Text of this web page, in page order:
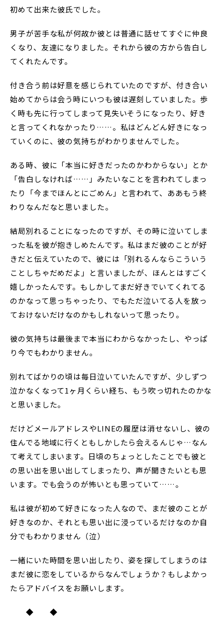
初めて出来た彼氏でした。
男子が苦手な私が何故か彼とは普通に話せてすぐに仲良
くなり、友達になりました。それから彼の方から告白し
てくれたんです。
付き合う前は好意を感じられていたのですが、付き合い
始めてからは会う時にいつも彼は遅刻していました。歩
く時も先に行ってしまって見失いそうになったり、好き
と言ってくれなかったり……。私はどんどん好きになっ
ていくのに、彼の気持ちがわかりませんでした。
ある時、彼に「本当に好きだったのかわからない」とか
「告白しなければ……」みたいなことを言われてしまっ
たり「今までほんとにごめん」と言われて、ああもう終
わりなんだなと思いました。
結局別れることになったのですが、その時に泣いてしま
った私を彼が抱きしめたんです。私はまだ彼のことが好
きだと伝えていたので、彼には「別れるんならこういう
ことしちゃだめだよ」と言いましたが、ほんとはすごく
嬉しかったんです。もしかしてまだ好きでいてくれてる
のかなって思っちゃったり、でもただ泣いてる人を放っ
ておけないだけなのかもしれないって思ったり。
彼の気持ちは最後まで本当にわからなかったし、やっぱ
り今でもわかりません。
別れてばかりの頃は毎日泣いていたんですが、少しずつ
泣かなくなって1ヶ月くらい経ち、もう吹っ切れたのかな
と思いました。
だけどメールアドレスやLINEの履歴は消せないし、彼の
住んでる地域に行くともしかしたら会えるんじゃ…なん
て考えてしまいます。日頃のちょっとしたことでも彼と
の思い出を思い出してしまったり、声が聞きたいとも思
います。でも会うのが怖いとも思っていて……。
私は彼が初めて好きになった人なので、まだ彼のことが
好きなのか、それとも思い出に浸っているだけなのか自
分でもわかりません（泣）
一緒にいた時間を思い出したり、姿を探してしまうのは
まだ彼に恋をしているからなんでしょうか？もしよかっ
たらアドバイスをお願いします。
◆ ◆